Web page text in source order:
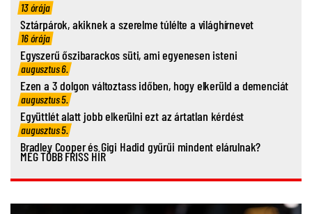
13 órája
Sztárpárok, akiknek a szerelme túlélte a világhírnevet
16 órája
Egyszerű őszibarackos süti, ami egyenesen isteni
augusztus 6.
Ezen a 3 dolgon változtass időben, hogy elkerüld a demenciát
augusztus 5.
Együttlét alatt jobb elkerülni ezt az ártatlan kérdést
augusztus 5.
Bradley Cooper és Gigi Hadid gyűrűi mindent elárulnak?
MÉG TÖBB FRISS HÍR